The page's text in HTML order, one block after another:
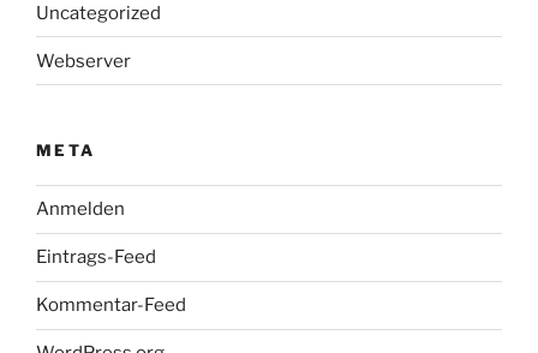
Uncategorized
Webserver
META
Anmelden
Eintrags-Feed
Kommentar-Feed